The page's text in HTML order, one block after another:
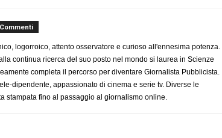
logorroico, attento osservatore e curioso all'ennesima potenza.
continua ricerca del suo posto nel mondo si laurea in Scienze
completa il percorso per diventare Giornalista Pubblicista.
dipendente, appassionato di cinema e serie tv. Diverse le
stampata fino al passaggio al giornalismo online.